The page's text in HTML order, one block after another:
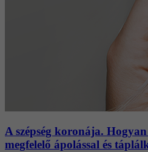
A szépség koronája.
megfelelő ápolással és